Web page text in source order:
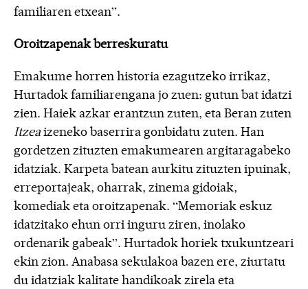
familiaren etxean”.
Oroitzapenak berreskuratu
Emakume horren historia ezagutzeko irrikaz,
Hurtadok familiarengana jo zuen: gutun bat idatzi
zien. Haiek azkar erantzun zuten, eta Beran zuten
Itzeaizeneko baserrira gonbidatu zuten. Han
gordetzen zituzten emakumearen argitaragabeko
idatziak. Karpeta batean aurkitu zituzten ipuinak,
erreportajeak, oharrak, zinema gidoiak,
komediak eta oroitzapenak. “Memoriak eskuz
idatzitako ehun orri inguru ziren, inolako
ordenarik gabeak”. Hurtadok horiek txukuntzeari
ekin zion. Anabasa sekulakoa bazen ere, ziurtatu
du idatziak kalitate handikoak zirela eta